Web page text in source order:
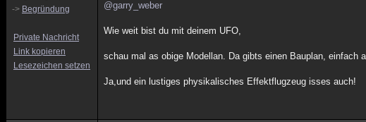
-> Begründung
Private Nachricht
Link kopieren
Lesezeichen setzen
@garry_weber
Wie weit bist du mit deinem UFO,
schau mal as obige Modellan. Da gibts einen Bauplan, einfach
Ja,und ein lustiges physikalisches Effektflugzeug isses auch!